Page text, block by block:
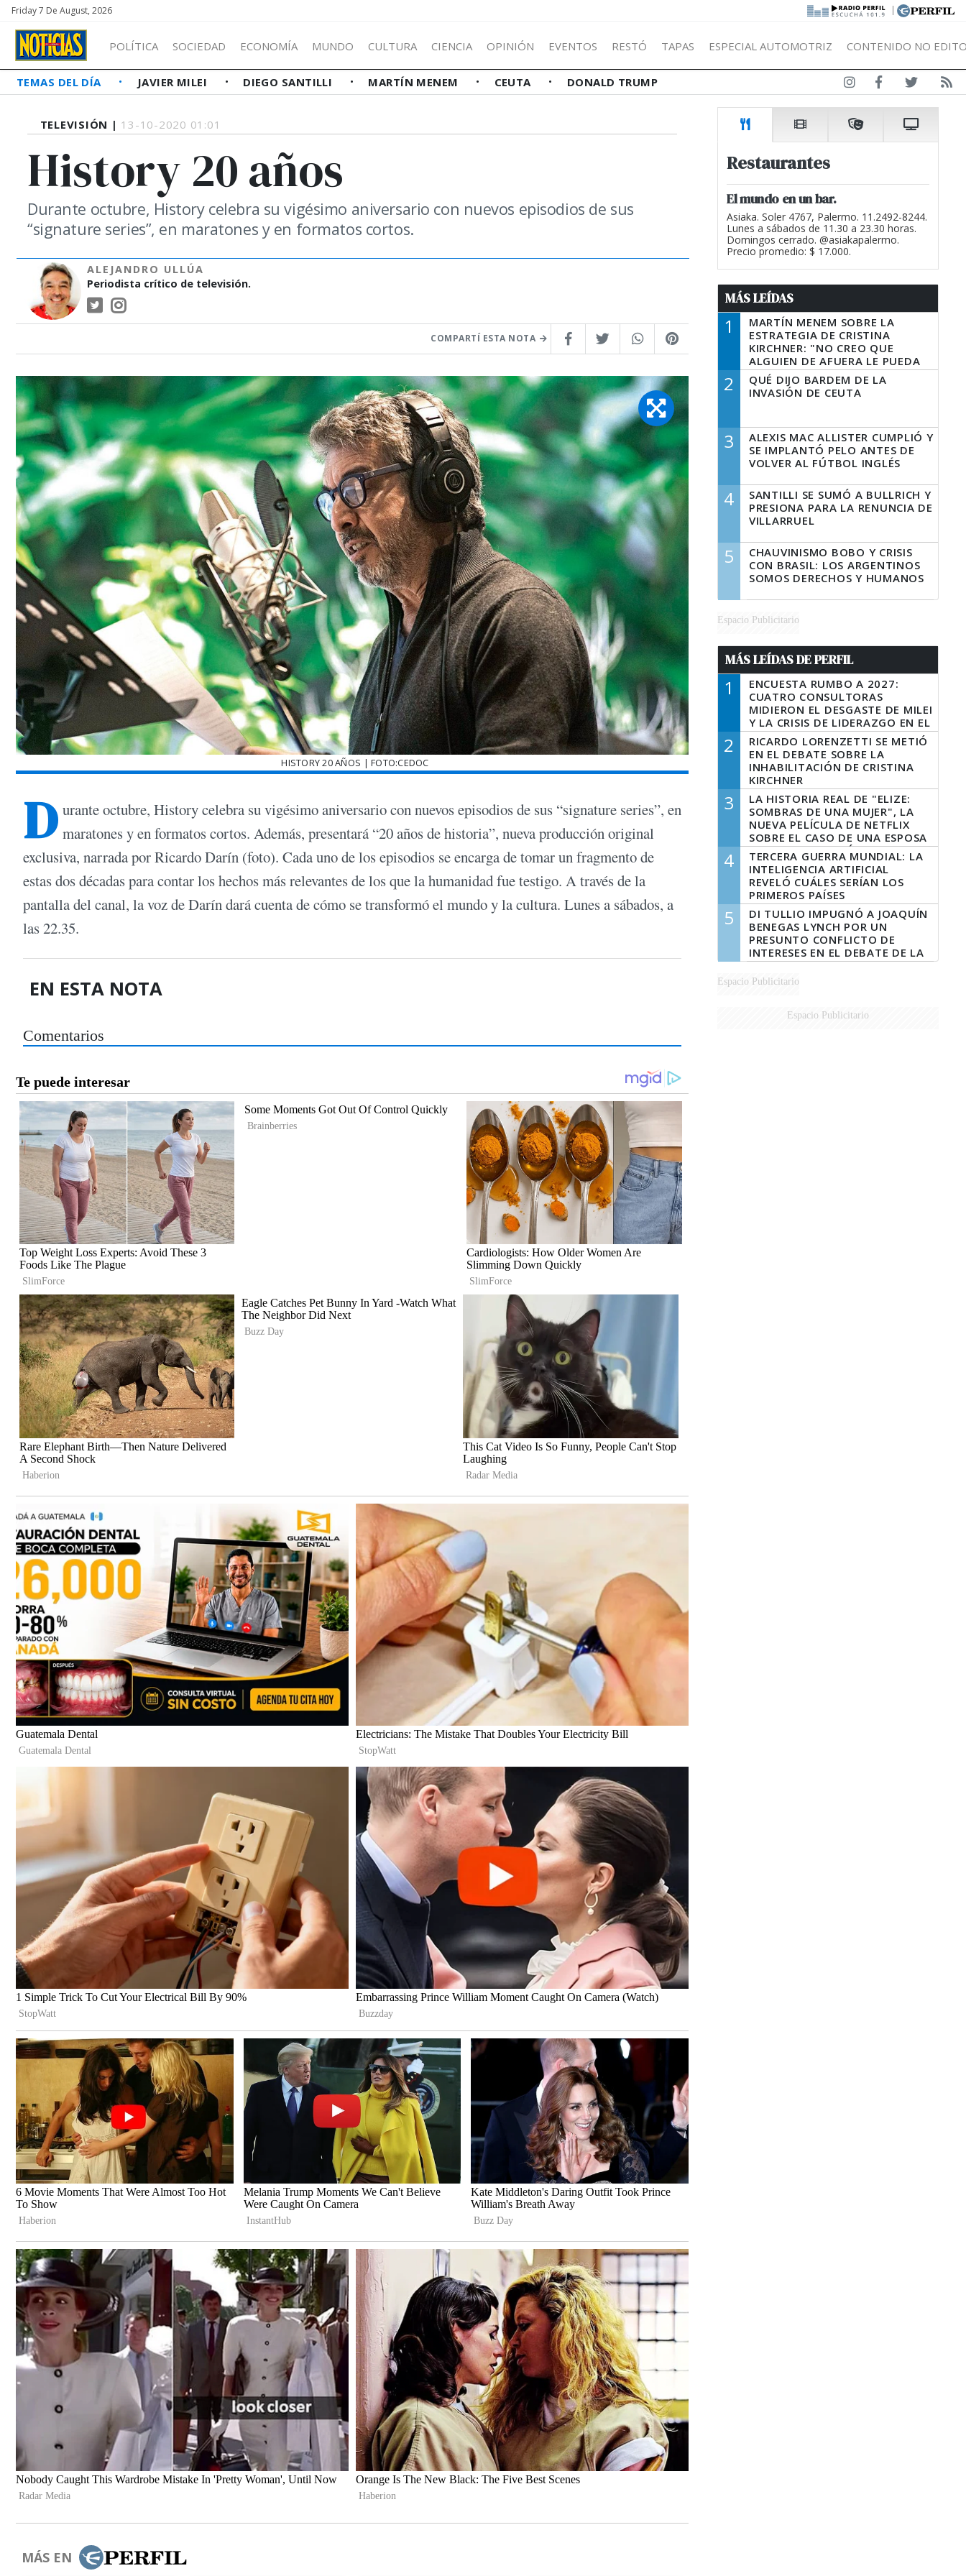
Friday 7 De August, 2026 |
POLÍTICA SOCIEDAD ECONOMÍA MUNDO CULTURA CIENCIA OPINIÓN EVENTOS RESTÓ TAPAS ESPECIAL AUTOMOTRIZ CONTENIDO NO
TEMAS DEL DÍA JAVIER MILEI DIEGO SANTILLI MARTÍN MENEM CEUTA DONALD TRUMP
TELEVISIÓN | 13-10-2020 01:01
History 20 años
Durante octubre, History celebra su vigésimo aniversario con nuevos episodios de sus
“signature series”, en maratones y en formatos cortos.
ALEJANDRO ULLÚA
Periodista crítico de televisión.
COMPARTÍ ESTA NOTA
HISTORY 20 AÑOS | FOTO:CEDOC
D urante octubre, History celebra su vigésimo aniversario con nuevos episodios de sus “signature series”, en
maratones y en formatos cortos. Además, presentará “20 años de historia”, nueva producción original
exclusiva, narrada por Ricardo Darín (foto). Cada uno de los episodios se encarga de tomar un fragmento de
estas dos décadas para contar los hechos más relevantes de los que la humanidad fue testigo. A través de la
pantalla del canal, la voz de Darín dará cuenta de cómo se transformó el mundo y la cultura. Lunes a sábados, a
las 22.35.
EN ESTA NOTA
Comentarios
MÁS EN
Restaurantes
El mundo en un bar.
Asiaka. Soler 4767, Palermo. 11.2492-8244.
Lunes a sábados de 11.30 a 23.30 horas.
Domingos cerrado. @asiakapalermo.
Precio promedio: $ 17.000.
MÁS LEÍDAS
1
MARTÍN MENEM SOBRE LA
ESTRATEGIA DE CRISTINA
KIRCHNER: "NO CREO QUE
ALGUIEN DE AFUERA LE PUEDA
DECIR A LA JUSTICIA LO QUE
TIENE QUE HACER"
2
QUÉ DIJO BARDEM DE LA
INVASIÓN DE CEUTA
3
ALEXIS MAC ALLISTER CUMPLIÓ Y
SE IMPLANTÓ PELO ANTES DE
VOLVER AL FÚTBOL INGLÉS
4
SANTILLI SE SUMÓ A BULLRICH Y
PRESIONA PARA LA RENUNCIA DE
VILLARRUEL
5
CHAUVINISMO BOBO Y CRISIS
CON BRASIL: LOS ARGENTINOS
SOMOS DERECHOS Y HUMANOS
Espacio Publicitario
MÁS LEÍDAS DE PERFIL
1
ENCUESTA RUMBO A 2027:
CUATRO CONSULTORAS
MIDIERON EL DESGASTE DE MILEI
Y LA CRISIS DE LIDERAZGO EN EL
PERONISMO
2
RICARDO LORENZETTI SE METIÓ
EN EL DEBATE SOBRE LA
INHABILITACIÓN DE CRISTINA
KIRCHNER
3
LA HISTORIA REAL DE "ELIZE:
SOMBRAS DE UNA MUJER", LA
NUEVA PELÍCULA DE NETFLIX
SOBRE EL CASO DE UNA ESPOSA
QUE DESCUARTIZÓ A SU
MARIDO
4
TERCERA GUERRA MUNDIAL: LA
INTELIGENCIA ARTIFICIAL
REVELÓ CUÁLES SERÍAN LOS
PRIMEROS PAÍSES
LATINOAMERICANOS EN SER
DERROTADOS
5
DI TULLIO IMPUGNÓ A JOAQUÍN
BENEGAS LYNCH POR UN
PRESUNTO CONFLICTO DE
INTERESES EN EL DEBATE DE LA
LEY DE TIERRAS
Espacio Publicitario
Espacio Publicitario